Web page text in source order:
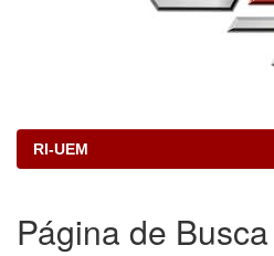
RI-UEM
Página de Busca